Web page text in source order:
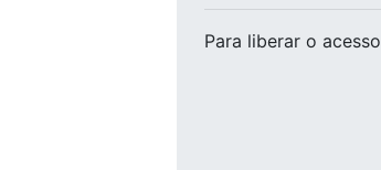
Para liberar o acesso